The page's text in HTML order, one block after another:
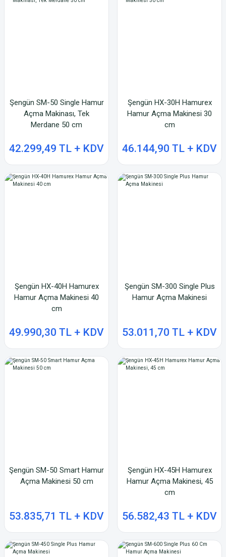
Şengün SM-50 Single Hamur
Açma Makinası, Tek
Merdane 50 cm
42.299,49 TL + KDV
Şengün HX-30H Hamurex
Hamur Açma Makinesi 30
cm
46.144,90 TL + KDV
Şengün HX-40H Hamurex
Hamur Açma Makinesi 40
cm
49.990,30 TL + KDV
Şengün SM-300 Single Plus
Hamur Açma Makinesi
53.011,70 TL + KDV
Şengün SM-50 Smart Hamur
Açma Makinesi 50 cm
53.835,71 TL + KDV
Şengün HX-45H Hamurex
Hamur Açma Makinesi, 45
cm
56.582,43 TL + KDV